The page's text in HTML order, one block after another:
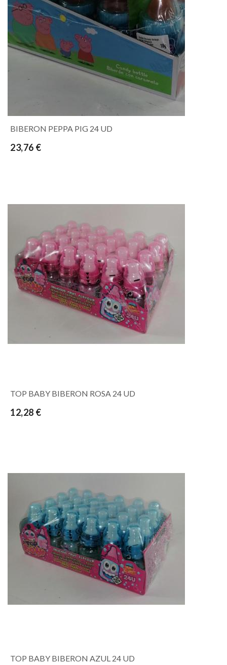
BIBERON PEPPA PIG 24 UD
23,76 €
TOP BABY BIBERON ROSA 24 UD
12,28 €
TOP BABY BIBERON AZUL 24 UD